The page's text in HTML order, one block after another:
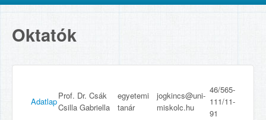
Oktatók
Adatlap
Prof. Dr. Csák
Csilla Gabriella
egyetemi
tanár
jogkincs@uni-
miskolc.hu
46/565-
111/11-
91